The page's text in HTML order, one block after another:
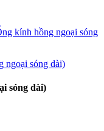
sóng dài)